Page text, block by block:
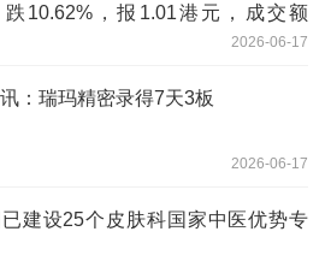
10.62%，报1.01港元，成交额
2026-06-17
：瑞玛精密录得7天3板
2026-06-17
建设25个皮肤科国家中医优势专